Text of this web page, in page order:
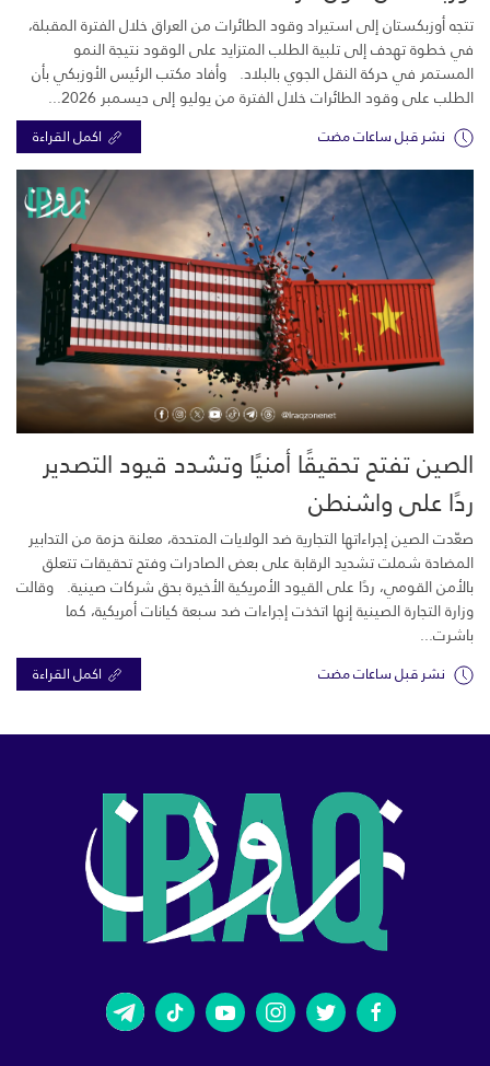
تتجه أوزبكستان إلى استيراد وقود الطائرات من العراق خلال الفترة المقبلة،
في خطوة تهدف إلى تلبية الطلب المتزايد على الوقود نتيجة النمو
المستمر في حركة النقل الجوي بالبلاد. وأفاد مكتب الرئيس الأوزبكي بأن
الطلب على وقود الطائرات خلال الفترة من يوليو إلى ديسمبر 2026...
نشر قبل ساعات مضت اكمل القراءة
الصين تفتح تحقيقًا أمنيًا وتشدد قيود التصدير
ردًا على واشنطن
صعّدت الصين إجراءاتها التجارية ضد الولايات المتحدة، معلنة حزمة من التدابير
المضادة شملت تشديد الرقابة على بعض الصادرات وفتح تحقيقات تتعلق
بالأمن القومي، ردًا على القيود الأمريكية الأخيرة بحق شركات صينية. وقالت
وزارة التجارة الصينية إنها اتخذت إجراءات ضد سبعة كيانات أمريكية، كما
باشرت...
نشر قبل ساعات مضت اكمل القراءة